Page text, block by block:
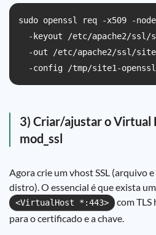
sudo openssl req -x509 -
-keyout /etc/apache2/ssl/
-out /etc/apache2/ssl/
-config /tmp/site1-
3) Criar/ajustar o Virtual
mod_ssl
Agora crie um vhost SSL (arquivo
distro). O essencial é que exista
<VirtualHost *:443>
com
para o certificado e a chave.